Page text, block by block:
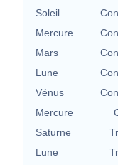
Soleil
Mercure
Mars
Lune
Vénus
Mercure
Saturne
Lune